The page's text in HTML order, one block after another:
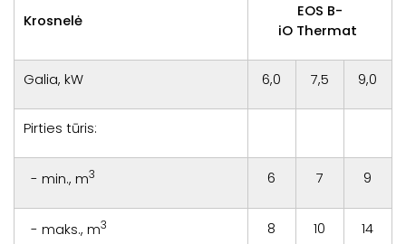
Krosnelė
EOS B-
iO Thermat
Galia, kW 6,0 7,5 9,0
Pirties tūris:
- min., m3 6 7 9
- maks., m3 8 10 14